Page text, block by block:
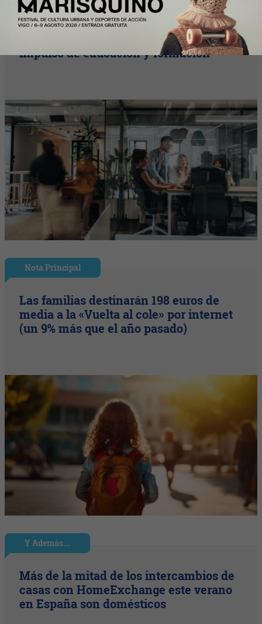
InfoJobs registra más de 50.200
vacantes en julio en Cataluña, con el
impulso de educación y formación
Nota Principal
Las familias destinarán 198 euros de
media a la «Vuelta al cole» por internet
(un 9% más que el año pasado)
Y Además...
Más de la mitad de los intercambios de
casas con HomeExchange este verano
en España son domésticos